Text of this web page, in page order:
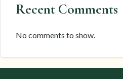
Recent Comments
No comments to show.